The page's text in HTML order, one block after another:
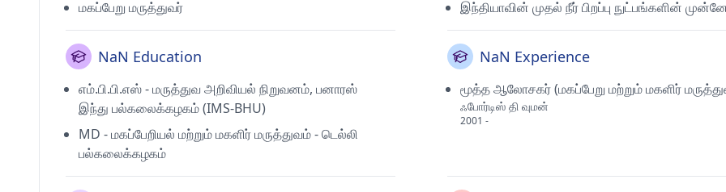
மகப்பேறு மருத்துவர்
இந்தியாவின் முதல் நீர் பிறப்பு நுட்பங்களின்
NaN Education
எம்.பி.பி.எஸ் - மருத்துவ அறிவியல் நிறுவனம், பனாரஸ்
இந்து பல்கலைக்கழகம் (IMS-BHU)
MD - மகப்பேறியல் மற்றும் மகளிர் மருத்துவம் - டெல்லி
பல்கலைக்கழகம்
NaN Experience
மூத்த ஆலோசகர் (மகப்பேறு மற்றும் மகளிர்
ஃபோர்டிஸ் தி வுமன்
2001 -